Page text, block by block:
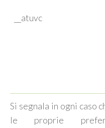
__atuvc
Si segnala in ogni caso
le proprie